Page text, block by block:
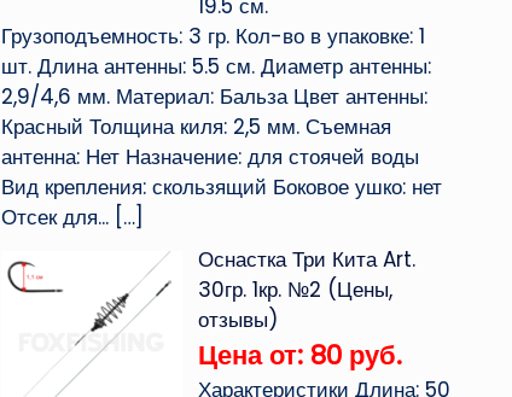
19.5 см.
Грузоподъемность: 3 гр. Кол-во в упаковке: 1
шт. Длина антенны: 5.5 см. Диаметр антенны:
2,9/4,6 мм. Материал: Бальза Цвет антенны:
Красный Толщина киля: 2,5 мм. Съемная
антенна: Нет Назначение: для стоячей воды
Вид крепления: скользящий Боковое ушко: нет
Отсек для...[…]
Оснастка Три Кита Art.
30гр. 1кр. №2 (Цены,
отзывы)
Цена от: 80 руб.
Характеристики Длина: 50